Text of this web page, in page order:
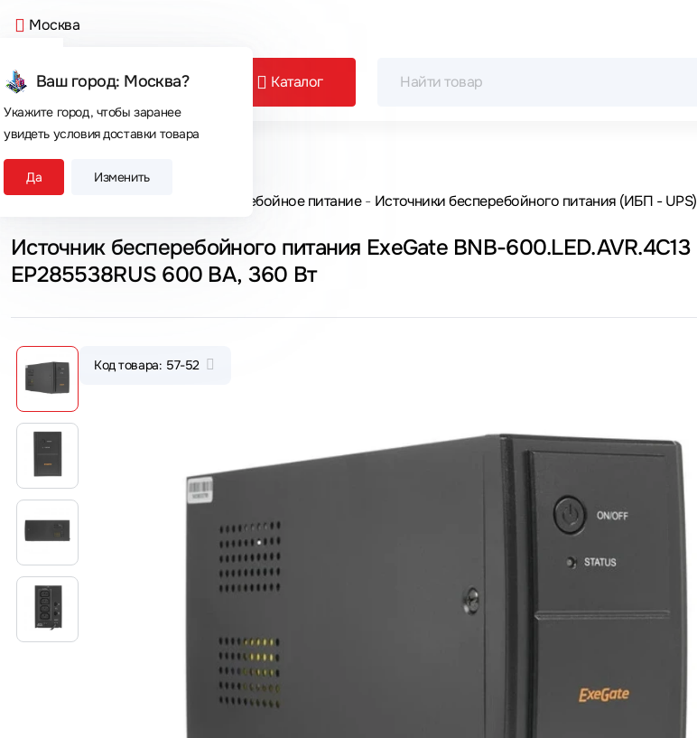
Москва
Ваш город: Москва?
Укажите город, чтобы заранее
увидеть условия доставки товара
Да Изменить
Каталог
Сегодня покупают
Главная Бесперебойное питание Источники бесперебойного питания (ИБП - UPS)
Источник бесперебойного питания ExeGate BNB-600.LED.AVR.4C13
EP285538RUS 600 ВА, 360 Вт
Код товара: 57-52